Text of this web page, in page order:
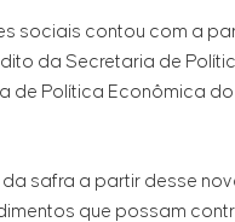
sociais contou com a
da Secretaria de
de Política Econômica
safra a partir desse
que possam